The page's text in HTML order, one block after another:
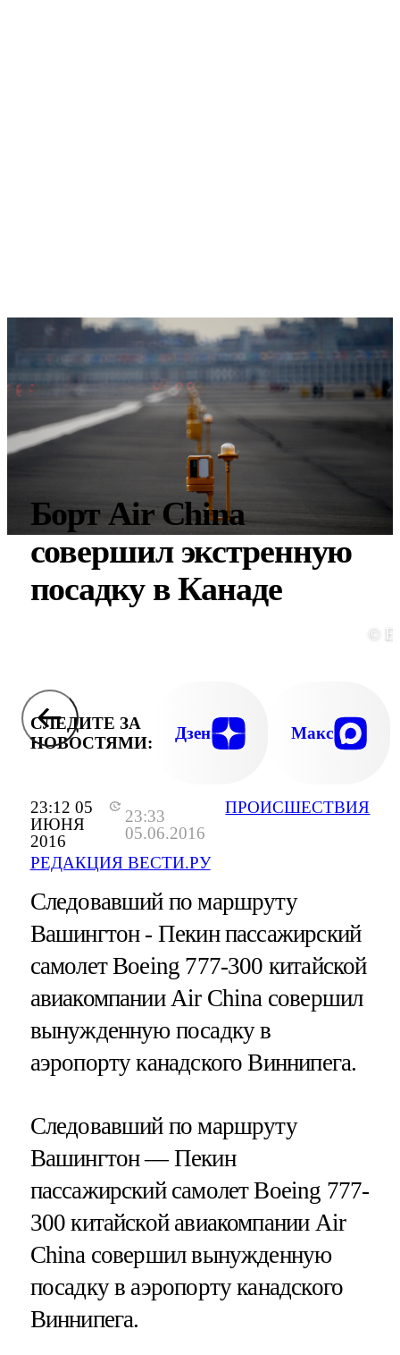
23:12 05
ИЮНЯ
2016
23:33
05.06.2016
РЕДАКЦИЯ ВЕСТИ.РУ
ПРОИСШЕСТВИЯ
Борт Air China
совершил экстренную
посадку в Канаде
©
СЛЕДИТЕ ЗА
НОВОСТЯМИ:
Дзен Макс
Следовавший по маршруту
Вашингтон - Пекин пассажирский
самолет Boeing 777-300 китайской
авиакомпании Air China совершил
вынужденную посадку в
аэропорту канадского Виннипега.
Следовавший по маршруту
Вашингтон — Пекин
пассажирский самолет Boeing 777-
300 китайской авиакомпании Air
China совершил вынужденную
посадку в аэропорту канадского
Виннипега.